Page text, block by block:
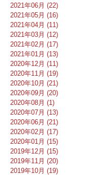
2021年06月 (22)
2021年05月 (16)
2021年04月 (11)
2021年03月 (12)
2021年02月 (17)
2021年01月 (13)
2020年12月 (11)
2020年11月 (19)
2020年10月 (21)
2020年09月 (20)
2020年08月 (1)
2020年07月 (13)
2020年06月 (21)
2020年02月 (17)
2020年01月 (15)
2019年12月 (15)
2019年11月 (20)
2019年10月 (19)